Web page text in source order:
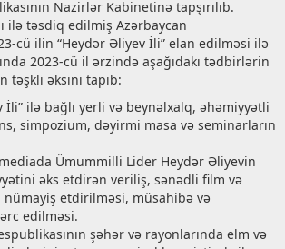
Nazirlər Kabinetinə tapşırılıb.
ilə təsdiq edilmiş Azərbaycan
cü ilin “Heydər Əliyev İli” elan edilməsi ilə
2023-cü il ərzində aşağıdakı tədbirlərin
təşkli əksini tapıb:
İli” ilə bağlı yerli və beynəlxalq, əhəmiyyətli
simpozium, dəyirmi masa və seminarların
Ümummilli Lider Heydər Əliyevin
əks etdirən veriliş, sənədli film və
nümayiş etdirilməsi, müsahibə və
edilməsi.
şəhər və rayonlarında elm və